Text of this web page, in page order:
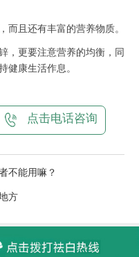
且还有丰富的营养物质。
更要注意营养的均衡，同
健康生活作息。
点击电话咨询
不能用嘛？
方